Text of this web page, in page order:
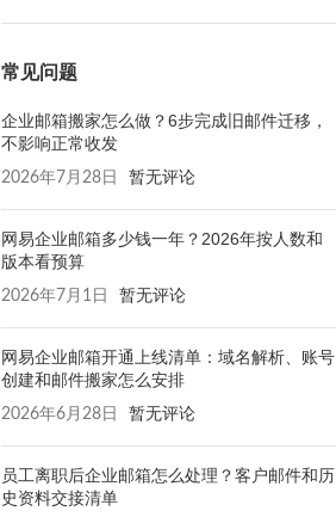
常见问题
企业邮箱搬家怎么做？6步完成旧邮件迁移，
不影响正常收发
2026年7月28日 暂无评论
网易企业邮箱多少钱一年？2026年按人数和
版本看预算
2026年7月1日 暂无评论
网易企业邮箱开通上线清单：域名解析、账号
创建和邮件搬家怎么安排
2026年6月28日 暂无评论
员工离职后企业邮箱怎么处理？客户邮件和历
史资料交接清单